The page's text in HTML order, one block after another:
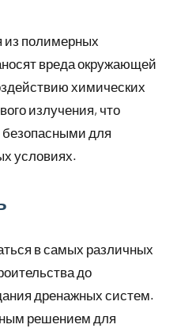
из полимерных
вреда окружающей
химических
излучения, что
безопасными для
условиях.
в самых различных
до
дренажных систем.
решением для